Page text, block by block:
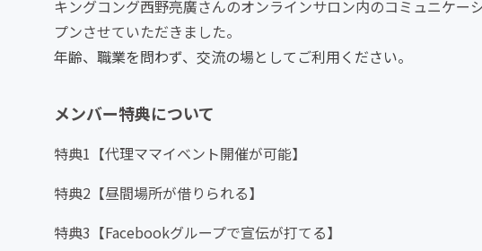
キングコング西野亮廣さんのオンラインサロン内のコミュニケー
プンさせていただきました。
年齢、職業を問わず、交流の場としてご利用ください。
メンバー特典について
特典1【代理ママイベント開催が可能】
特典2【昼間場所が借りられる】
特典3【Facebookグループで宣伝が打てる】